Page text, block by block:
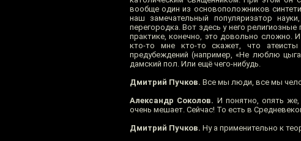
вообще один из основоположников
наш замечательный популяризатор
перегородка. Вот здесь у него
практике, конечно, это довольно сложно.
кто-то мне кто-то скажет, что атеисты
предубеждений (например, «Не люблю
дамский пол. Или ещё чего-нибудь.
Дмитрий Пучков. Все мы люди, все мы
Александр Соколов. И понятно, опять
очень мешает. Сейчас! То есть в
Дмитрий Пучков. Ну а применительно к